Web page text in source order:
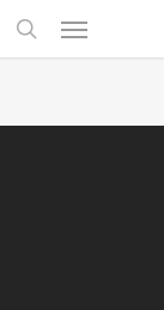
search
Menu